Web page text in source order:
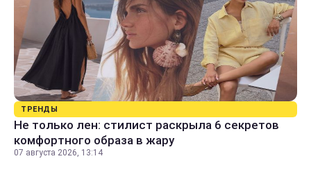
ТРЕНДЫ
Не только лен: стилист раскрыла 6 секретов
комфортного образа в жару
07 августа 2026, 13:14